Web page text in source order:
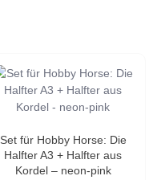
Set für Hobby Horse: Die
Halfter A3 + Halfter aus
Kordel – neon-pink